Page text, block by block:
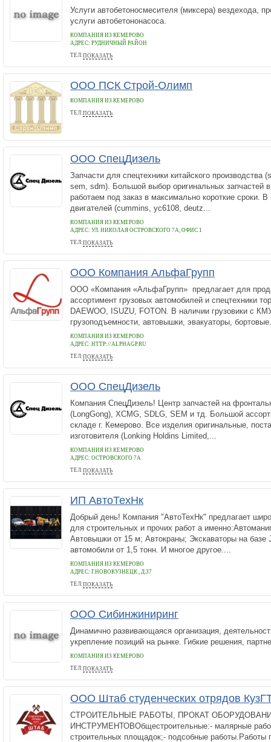
Услуги автобетоносмесителя (миксера) вездехода,
услуги автобетононасоса.
КОМПАНИЯ ИЗ КЕМЕРОВО
АДРЕС: РУДНИЧНЫЙ РАЙОН
ТЕЛ:ПОКАЗАТЬ
89235097770
ООО ПСК Строй-Олимп
КОМПАНИЯ ИЗ КЕМЕРОВО
ТЕЛ:ПОКАЗАТЬ
+79049663000
ООО СпецДизель
Запчасти для спецтехники китайского производства
sem, sdm). Большой выбор оригинальных запчастей
работаем под заказ в максимально короткие сроки. В
двигателей (cummins, yc6108, deutz...
КОМПАНИЯ ИЗ КЕМЕРОВО
АДРЕС: УЛ. НИКОЛАЯ ОСТРОВСКОГО 7А, ОФИС 1
ТЕЛ:ПОКАЗАТЬ
89236112081
ООО Компания АльфаГрупп
ООО «Компания «АльфаГрупп» предлагает для
ассортимент грузовых автомобилей и спецтехники
DAEWOO, ISUZU, FOTON. В наличии грузовики с
грузоподъемности, автовышки, эвакуаторы,
КОМПАНИЯ ИЗ КЕМЕРОВО
АДРЕС: HTTP://ALPHAGP.RU
ТЕЛ:ПОКАЗАТЬ
79045757920
ООО СпецДизель
Компания СпецДизель! Центр запчастей на
(LongGong), XCMG, SDLG, SEM и тд. Большой
складе г. Кемерово. Все изделия оригинальные,
изготовителя (Lonking Holdins Limited,...
КОМПАНИЯ ИЗ КЕМЕРОВО
АДРЕС: ОСТРОВСКОГО 7А
ТЕЛ:ПОКАЗАТЬ
8 923 612-51-70
ИП АвтоТехНк
Добрый день! Компания "АвтоТехНк" предлагает
для строительных и прочих работ а
Автовышки от 15 м; Автокраны; Экскаваторы на базе
автомобили от 1,5 тонн. И многое другое....
КОМПАНИЯ ИЗ КЕМЕРОВО
АДРЕС: Г.НОВОКУЗНЕЦК , Д.37
ТЕЛ:ПОКАЗАТЬ
89609051887,89511625776
ООО Сибинжиниринг
Динамично развивающаяся организация,
укрепление позиций на рынке. Гибкие решения,
КОМПАНИЯ ИЗ КЕМЕРОВО
ТЕЛ:ПОКАЗАТЬ
8-950-580-23-26
ООО Штаб студенческих отрядов
СТРОИТЕЛЬНЫЕ РАБОТЫ, ПРОКАТ
ИНСТРУМЕНТОВОбщестроительные:- малярные
строительных площадок;- подсобные работы.Работы